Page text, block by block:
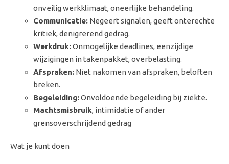
onveilig werkklimaat, oneerlijke behandeling.
Communicatie: Negeert signalen, geeft onterechte
kritiek, denigrerend gedrag.
Werkdruk:Onmogelijke deadlines, eenzijdige
wijzigingen in takenpakket, overbelasting.
Afspraken: Niet nakomen van afspraken, beloften
breken.
Begeleiding:Onvoldoende begeleiding bij ziekte.
Machtsmisbruik, intimidatie of ander
grensoverschrijdend gedrag
Wat je kunt doen